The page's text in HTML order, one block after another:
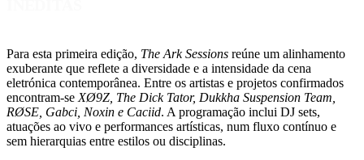
Para esta primeira edição, The Ark Sessions reúne um alinhamento
exuberante que reflete a diversidade e a intensidade da cena
eletrónica contemporânea. Entre os artistas e projetos confirmados
encontram-se XØ9Z, The Dick Tator, Dukkha Suspension Team,
RØSE, Gabci, Noxin e Caciid. A programação inclui DJ sets,
atuações ao vivo e performances artísticas, num fluxo contínuo e
sem hierarquias entre estilos ou disciplinas.